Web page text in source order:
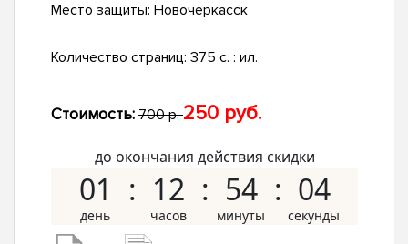
Место защиты: Новочеркасск
Количество страниц: 375 с. : ил.
Стоимость: 700 р.250 руб.
до окончания действия скидки
01 12 54 03